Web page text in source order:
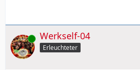
Online Werkself-04
Erleuchteter